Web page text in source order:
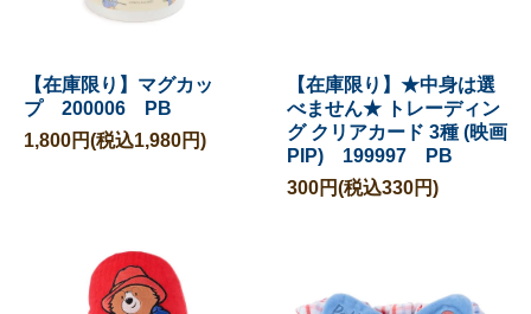
【在庫限り】マグカッ
プ 200006 PB
1,800円(税込1,980円)
【在庫限り】★中身は選
べません★ トレーディン
グ クリアカード 3種 (映画
PIP) 199997 PB
300円(税込330円)